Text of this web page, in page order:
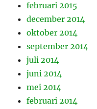
februari 2015
december 2014
oktober 2014
september 2014
juli 2014
juni 2014
mei 2014
februari 2014